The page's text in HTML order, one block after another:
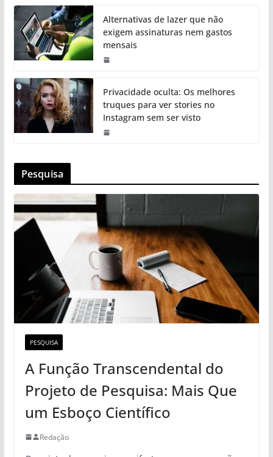
Alternativas de lazer que não
exigem assinaturas nem gastos
mensais
Privacidade oculta: Os melhores
truques para ver stories no
Instagram sem ser visto
Pesquisa
PESQUISA
A Função Transcendental do
Projeto de Pesquisa: Mais Que
um Esboço Científico
Redação